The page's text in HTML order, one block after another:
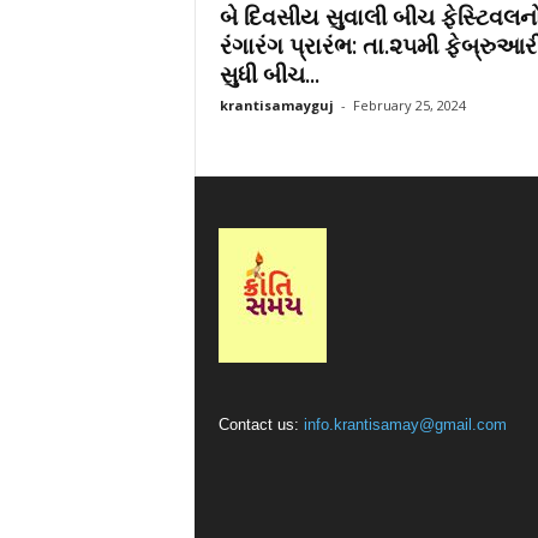
બે દિવસીય સુવાલી બીચ
રંગારંગ પ્રારંભ: તા.૨૫મી
સુધી બીચ...
krantisamayguj - February 25, 2024
Contact us: info.krantisamay@gmail.com